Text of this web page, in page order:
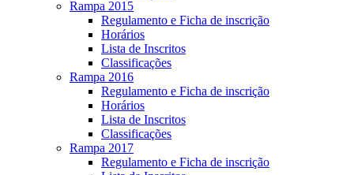
Rampa 2015
Regulamento e Ficha de inscrição
Horários
Lista de Inscritos
Classificações
Rampa 2016
Regulamento e Ficha de inscrição
Horários
Lista de Inscritos
Classificações
Rampa 2017
Regulamento e Ficha de inscrição